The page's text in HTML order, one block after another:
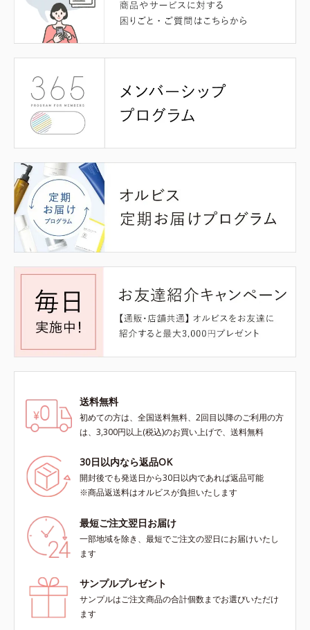
送料無料
初めての方は、全国送料無料、2回目以降のご利用の方
は、3,300円以上(税込)のお買い上げで、送料無料
30日以内なら返品OK
開封後でも発送日から30日以内であれば返品可能
※商品返送料はオルビスが負担いたします
最短ご注文翌日お届け
一部地域を除き、最短でご注文の翌日にお届けいたし
ます
サンプルプレゼント
サンプルはご注文商品の合計個数までお選びいただけ
ます